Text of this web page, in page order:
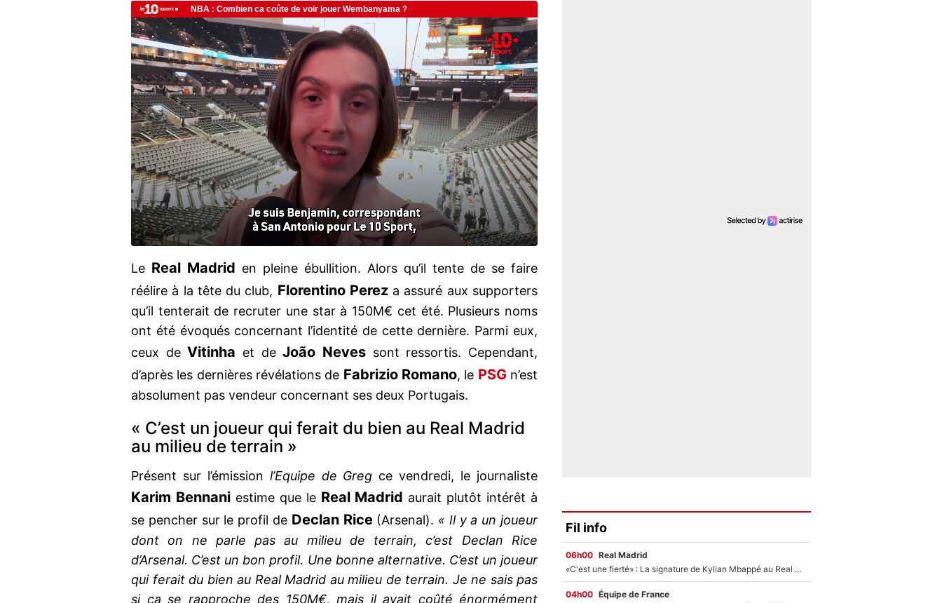
Le Real Madrid en pleine ébullition. Alors qu’il tente de se faire
réélire à la tête du club, Florentino Pereza assuré aux supporters
qu’il tenterait de recruter une star à 150M€ cet été. Plusieurs noms
ont été évoqués concernant l’identité de cette dernière. Parmi eux,
ceux deVitinha et deJoão Neves sont ressortis. Cependant,
d’après les dernières révélations de Fabrizio Romano, le PSG n’est
absolument pas vendeur concernant ses deux Portugais.
« C’est un joueur qui ferait du bien au Real Madrid
au milieu de terrain »
Présent sur l’émission l’Equipe de Greg ce vendredi, le journaliste
Karim Bennaniestime que le Real Madrid aurait plutôt intérêt à
se pencher sur le profil de Declan Rice(Arsenal). « Il y a un joueur
dont on ne parle pas au milieu de terrain, c’est Declan Rice
d’Arsenal. C’est un bon profil. Une bonne alternative. C’est un joueur
qui ferait du bien au Real Madrid au milieu de terrain. Je ne sais pas
si ça se rapproche des 150M€, mais il avait coûté énormément
Fil info
06h00 Real Madrid
«C'est une fierté» : La signature de Kylian Mbappé au Real Madrid continue de régaler l'Espagne
04h00 Équipe de France